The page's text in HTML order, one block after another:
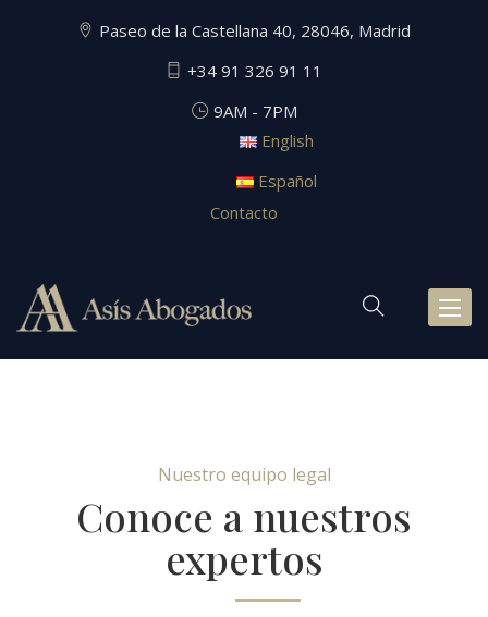
Paseo de la Castellana 40, 28046, Madrid
+34 91 326 91 11
9AM - 7PM
English
Español
Contacto
Nuestro equipo legal
Conoce a nuestros
expertos